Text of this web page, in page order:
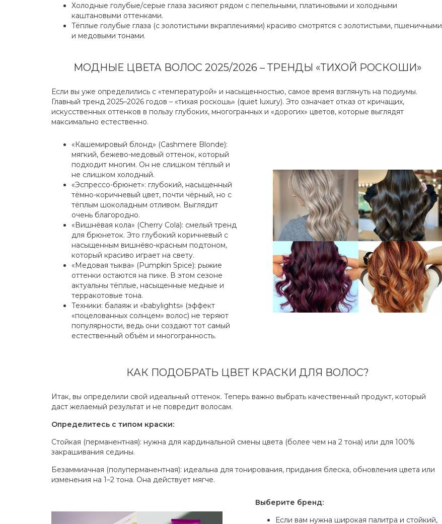
Холодные голубые/серые глаза засияют рядом с пепельными, платиновыми и холодными
каштановыми оттенками.
Тёплые голубые глаза (с золотистыми вкраплениями) красиво смотрятся с золотистыми, пшеничными
и медовыми тонами.
МОДНЫЕ ЦВЕТА ВОЛОС 2025/2026 – ТРЕНДЫ «ТИХОЙ РОСКОШИ»
Если вы уже определились с «температурой» и насыщенностью, самое время взглянуть на подиумы.
Главный тренд 2025–2026 годов – «тихая роскошь» (quiet luxury). Это означает отказ от кричащих,
искусственных оттенков в пользу глубоких, многогранных и «дорогих» цветов, которые выглядят
максимально естественно.
«Кашемировый блонд» (Cashmere Blonde):
мягкий, бежево-медовый оттенок, который
подходит многим. Он не слишком тёплый и
не слишком холодный.
«Эспрессо-брюнет»: глубокий, насыщенный
тёмно-коричневый цвет, почти чёрный, но с
тёплым шоколадным отливом. Выглядит
очень благородно.
«Вишнёвая кола» (Cherry Cola): смелый тренд
для брюнеток. Это глубокий коричневый с
насыщенным вишнёво-красным подтоном,
который красиво играет на свету.
«Медовая тыква» (Pumpkin Spice): рыжие
оттенки остаются на пике. В этом сезоне
актуальны тёплые, насыщенные медные и
терракотовые тона.
Техники: балаяж и «babylights» (эффект
«поцелованных солнцем» волос) не теряют
популярности, ведь они создают тот самый
естественный объём и многогранность.
КАК ПОДОБРАТЬ ЦВЕТ КРАСКИ ДЛЯ ВОЛОС?
Итак, вы определили свой идеальный оттенок. Теперь важно выбрать качественный продукт, который
даст желаемый результат и не повредит волосам.
Определитесь с типом краски:
Стойкая (перманентная): нужна для кардинальной смены цвета (более чем на 2 тона) или для 100%
закрашивания седины.
Безаммиачная (полуперманентная): идеальна для тонирования, придания блеска, обновления цвета или
изменения на 1–2 тона. Она действует мягче.
Выберите бренд:
Если вам нужна широкая палитра и стойкий,